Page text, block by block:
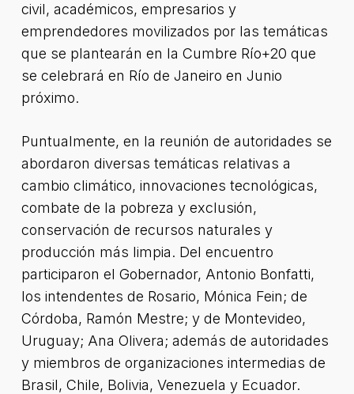
civil, académicos, empresarios y
emprendedores movilizados por las temáticas
que se plantearán en la Cumbre Río+20 que
se celebrará en Río de Janeiro en Junio
próximo.
Puntualmente, en la reunión de autoridades se
abordaron diversas temáticas relativas a
cambio climático, innovaciones tecnológicas,
combate de la pobreza y exclusión,
conservación de recursos naturales y
producción más limpia. Del encuentro
participaron el Gobernador, Antonio Bonfatti,
los intendentes de Rosario, Mónica Fein; de
Córdoba, Ramón Mestre; y de Montevideo,
Uruguay; Ana Olivera; además de autoridades
y miembros de organizaciones intermedias de
Brasil, Chile, Bolivia, Venezuela y Ecuador.